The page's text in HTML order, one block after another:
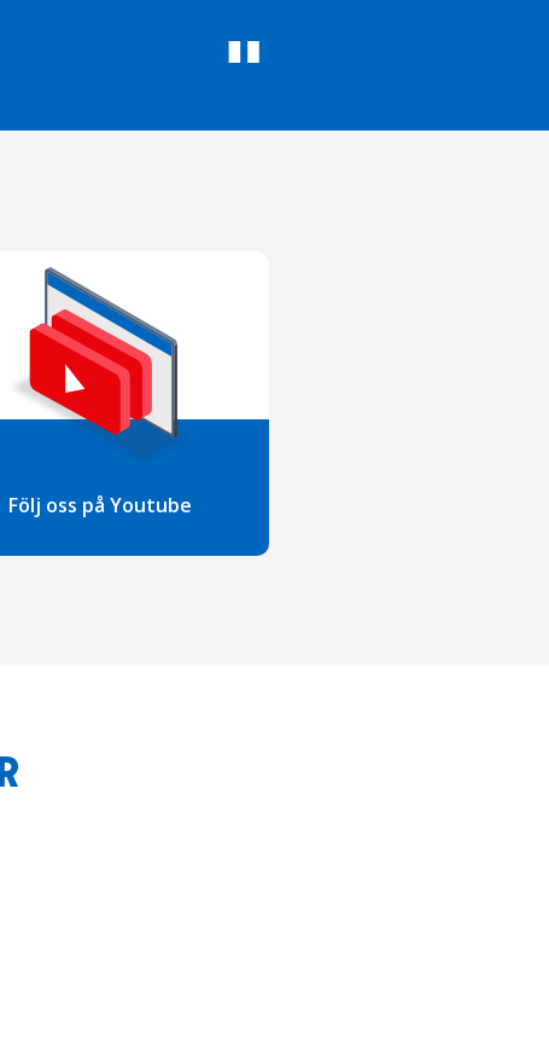
Följ oss på Youtube